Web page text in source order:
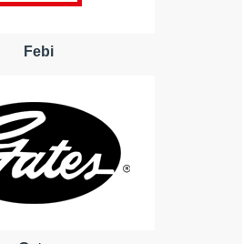
Febi